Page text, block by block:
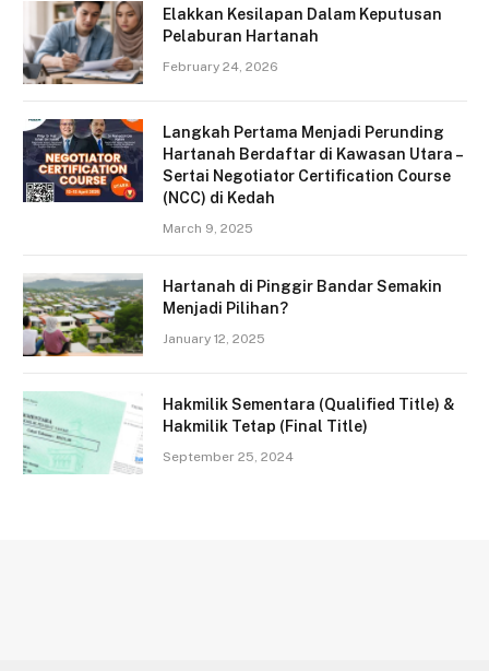
Elakkan Kesilapan Dalam Keputusan
Pelaburan Hartanah
February 24, 2026
Langkah Pertama Menjadi Perunding
Hartanah Berdaftar di Kawasan Utara –
Sertai Negotiator Certification Course
(NCC) di Kedah
March 9, 2025
Hartanah di Pinggir Bandar Semakin
Menjadi Pilihan?
January 12, 2025
Hakmilik Sementara (Qualified Title) &
Hakmilik Tetap (Final Title)
September 25, 2024